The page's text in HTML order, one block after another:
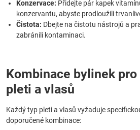
Konzervace: Přidejte pár kapek
konzervantu, abyste prodloužili
Čistota: Dbejte na čistotu nástrojů a
zabránili kontaminaci.
Kombinace bylinek
pleti a vlasů
Každý typ pleti a vlasů vyžaduje
doporučené kombinace: